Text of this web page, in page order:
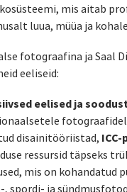
mis aitab
luua, müüa ja
fotograafina ja Saal
eeliseid:
eelised ja
disainitööriistad,
ressursid täpseks
mis on kohandatud
, spordi- ja